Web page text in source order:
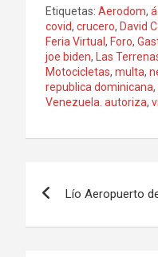
Etiquetas: Aerodom,
covid, crucero, David
Feria Virtual , Foro,
joe biden, Las
Motocicletas, multa,
republica dominicana,
Venezuela. autoriza,
Lío Aeropuerto